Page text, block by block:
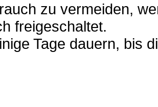
zu vermeiden,
freigeschaltet.
Tage dauern, bis